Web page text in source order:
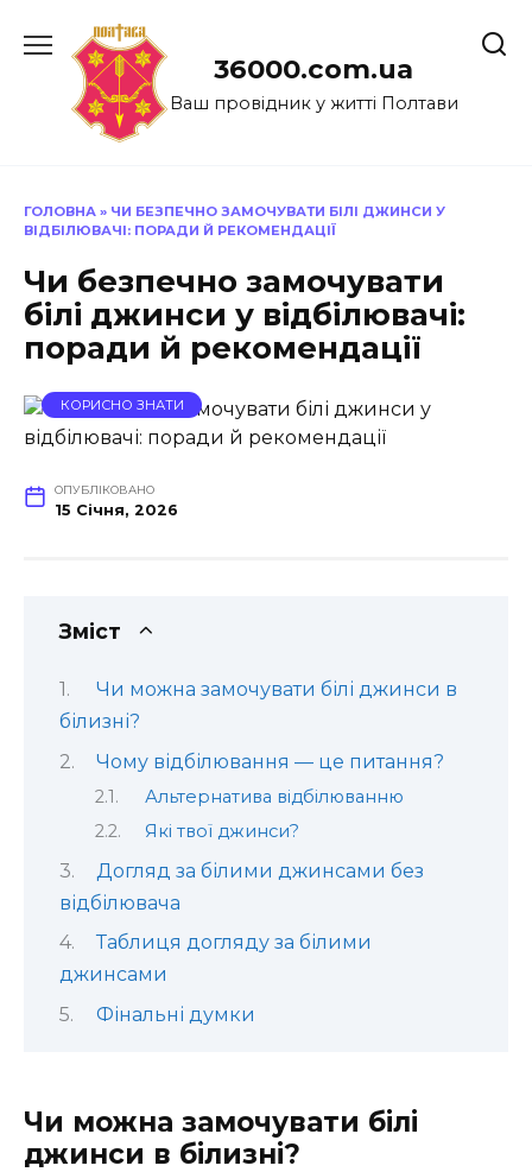
до
36000.com.ua
Ваш провідник у житті Полтави
ГОЛОВНА » ЧИ БЕЗПЕЧНО ЗАМОЧУВАТИ БІЛІ ДЖИНСИ У
ВІДБІЛЮВАЧІ: ПОРАДИ Й РЕКОМЕНДАЦІЇ
Чи безпечно замочувати
білі джинси у відбілювачі:
поради й рекомендації
КОРИСНО ЗНАТИ
ОПУБЛІКОВАНО
15 Січня, 2026
Зміст
Чи можна замочувати білі джинси в
білизні?
Чому відбілювання — це питання?
Альтернатива відбілюванню
Які твої джинси?
Догляд за білими джинсами без
відбілювача
Таблиця догляду за білими
джинсами
Фінальні думки
Чи можна замочувати білі
джинси в білизні?